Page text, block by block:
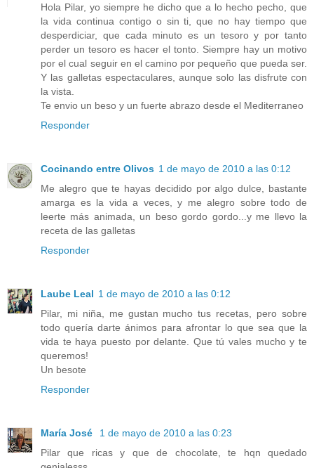
Hola Pilar, yo siempre he dicho que a lo hecho pecho, que
la vida continua contigo o sin ti, que no hay tiempo que
desperdiciar, que cada minuto es un tesoro y por tanto
perder un tesoro es hacer el tonto. Siempre hay un motivo
por el cual seguir en el camino por pequeño que pueda ser.
Y las galletas espectaculares, aunque solo las disfrute con
la vista.
Te envio un beso y un fuerte abrazo desde el Mediterraneo
Responder
Cocinando entre Olivos 1 de mayo de 2010 a las 0:12
Me alegro que te hayas decidido por algo dulce, bastante
amarga es la vida a veces, y me alegro sobre todo de
leerte más animada, un beso gordo gordo...y me llevo la
receta de las galletas
Responder
Laube Leal 1 de mayo de 2010 a las 0:12
Pilar, mi niña, me gustan mucho tus recetas, pero sobre
todo quería darte ánimos para afrontar lo que sea que la
vida te haya puesto por delante. Que tú vales mucho y te
queremos!
Un besote
Responder
María José
1 de mayo de 2010 a las 0:23
Pilar que ricas y que de chocolate, te hqn quedado